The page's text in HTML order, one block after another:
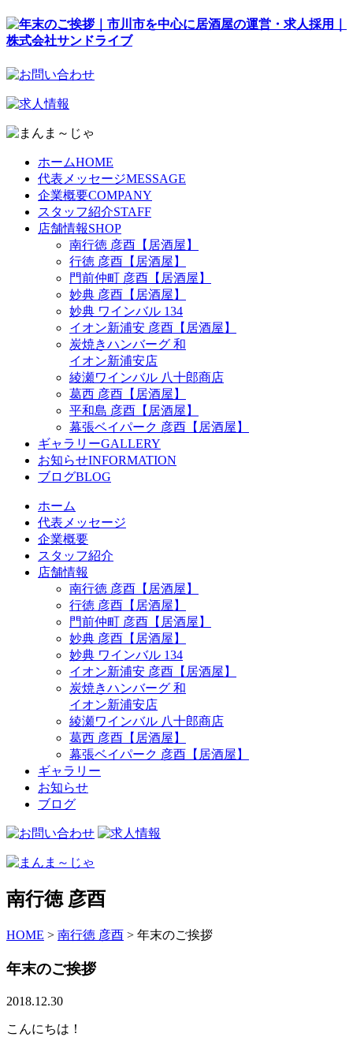
ホームHOME
代表メッセージMESSAGE
企業概要COMPANY
スタッフ紹介STAFF
店舗情報SHOP
南行徳 彦酉【居酒屋】
行徳 彦酉【居酒屋】
門前仲町 彦酉【居酒屋】
妙典 彦酉【居酒屋】
妙典 ワインバル 134
イオン新浦安 彦酉【居酒屋】
炭焼きハンバーグ 和
イオン新浦安店
綾瀬ワインバル 八十郎商店
葛西 彦酉【居酒屋】
平和島 彦酉【居酒屋】
幕張ベイパーク 彦酉【居酒屋】
ギャラリーGALLERY
お知らせINFORMATION
ブログBLOG
ホーム
代表メッセージ
企業概要
スタッフ紹介
店舗情報
南行徳 彦酉【居酒屋】
行徳 彦酉【居酒屋】
門前仲町 彦酉【居酒屋】
妙典 彦酉【居酒屋】
妙典 ワインバル 134
イオン新浦安 彦酉【居酒屋】
炭焼きハンバーグ 和
イオン新浦安店
綾瀬ワインバル 八十郎商店
葛西 彦酉【居酒屋】
幕張ベイパーク 彦酉【居酒屋】
ギャラリー
お知らせ
ブログ
南行徳 彦酉
HOME > 南行徳 彦酉 > 年末のご挨拶
年末のご挨拶
2018.12.30
こんにちは！